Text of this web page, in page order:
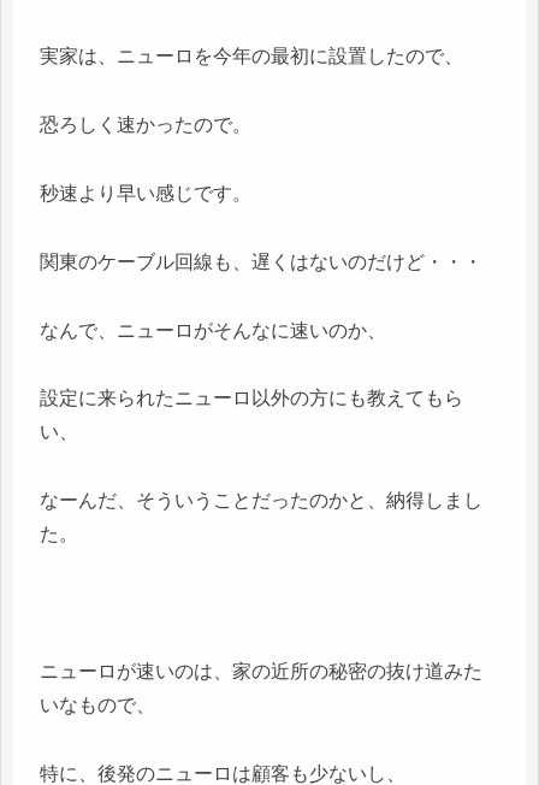
実家は、ニューロを今年の最初に設置したので、
恐ろしく速かったので。
秒速より早い感じです。
関東のケーブル回線も、遅くはないのだけど・・・
なんで、ニューロがそんなに速いのか、
設定に来られたニューロ以外の方にも教えてもら
い、
なーんだ、そういうことだったのかと、納得しまし
た。
ニューロが速いのは、家の近所の秘密の抜け道みた
いなもので、
特に、後発のニューロは顧客も少ないし、